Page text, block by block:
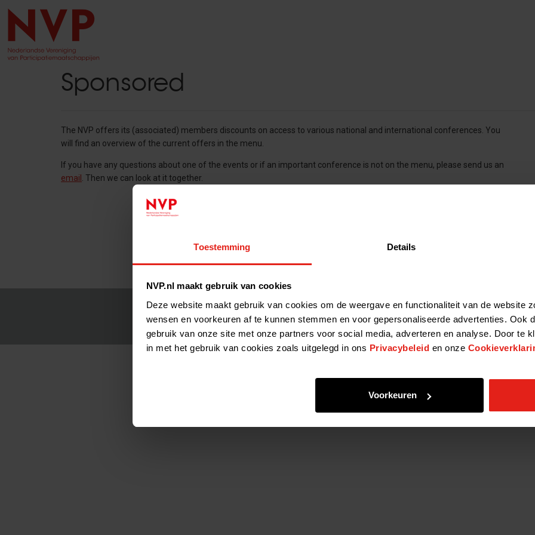
Toestemming Details
NVP.nl maakt gebruik van cookies
Deze website maakt gebruik van cookies om de weergave en functionaliteit van de website
wensen en voorkeuren af te kunnen stemmen en voor gepersonaliseerde advertenties. Ook
gebruik van onze site met onze partners voor social media, adverteren en analyse. Door te
in met het gebruik van cookies zoals uitgelegd in ons Privacybeleid en onze
Voorkeuren
Sponsored
The NVP offers its (associated) members discounts on access to various national and international conferences. You
will find an overview of the current offers in the menu.
If you have any questions about one of the events or if an important conference is not on the menu, please send us an
email
. Then we can look at it together.
Home Privacy Policy